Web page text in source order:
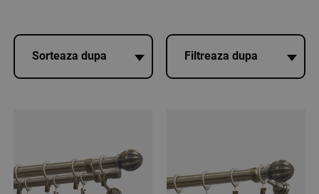
Sorteaza dupa Filtreaza dupa